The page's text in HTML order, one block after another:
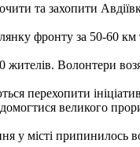
та захопити
фронту за 50-60
жителів. Волонтери
перехопити
великого
у місті припинилось